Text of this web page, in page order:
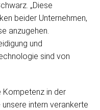
„Diese
beider Unternehmen,
anzugehen.
und
sind von
Kompetenz in der
intern verankerte